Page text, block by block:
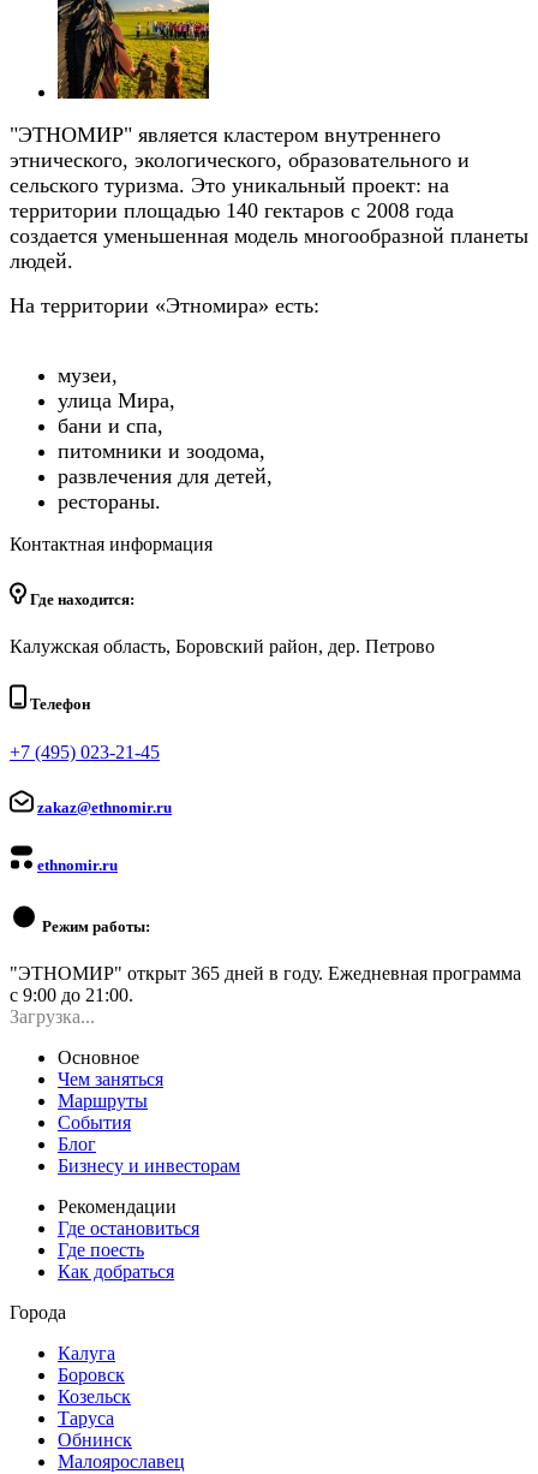
"ЭТНОМИР" является кластером внутреннего
этнического, экологического, образовательного и
сельского туризма. Это уникальный проект: на
территории площадью 140 гектаров с 2008 года
создается уменьшенная модель многообразной планеты
людей.
На территории «Этномира» есть:
музеи,
улица Мира,
бани и спа,
питомники и зоодома,
развлечения для детей,
рестораны.
Контактная информация
Где находится:
Калужская область, Боровский район, дер. Петрово
Телефон
+7 (495) 023-21-45
zakaz@ethnomir.ru
ethnomir.ru
Режим работы:
"ЭТНОМИР" открыт 365 дней в году. Ежедневная программа
с 9:00 до 21:00.
Загрузка...
Основное
Чем заняться
Маршруты
События
Блог
Бизнесу и инвесторам
Рекомендации
Где остановиться
Где поесть
Как добраться
Города
Калуга
Боровск
Козельск
Таруса
Обнинск
Малоярославец